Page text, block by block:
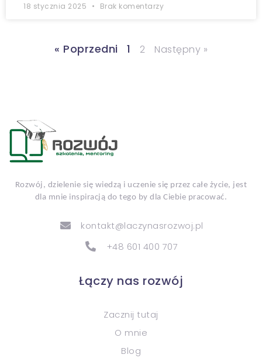
18 stycznia 2025 Brak komentarzy
« Poprzedni 1 2 Następny »
Rozwój, dzielenie się wiedzą i uczenie się przez całe życie, jest
dla mnie inspiracją do tego by dla Ciebie pracować.
kontakt@laczynasrozwoj.pl
+48 601 400 707
Łączy nas rozwój
Zacznij tutaj
O mnie
Blog